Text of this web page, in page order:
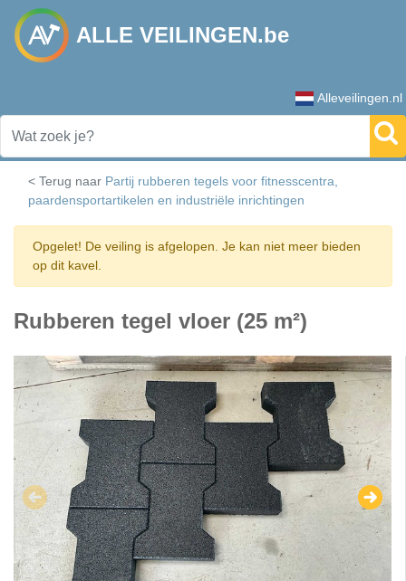
ALLE VEILINGEN.be
Alleveilingen.nl
< Terug naar Partij rubberen tegels voor fitnesscentra,
paardensportartikelen en industriële inrichtingen
Opgelet! De veiling is afgelopen. Je kan niet meer bieden
op dit kavel.
Rubberen tegel vloer (25 m²)